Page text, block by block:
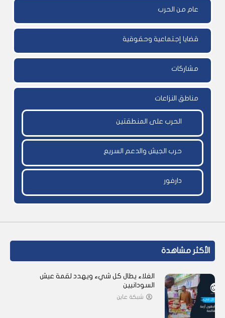
عام من الحرب
قضايا إجتماعية وحقوقية
مشاركات
مناطق النزاعات
الحرب على المنطقتين
حرب الجيش والدعم السريع
دارفور
الأكثر مشاهدة
الغلاء يطال كل شيء ويهدد لقمة عيش
السودانيين
شبكة عاين